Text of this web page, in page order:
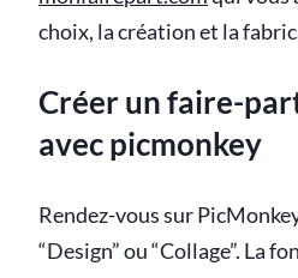
choix, la création et la
Créer un faire-
avec picmonkey
Rendez-vous sur
“Design” ou “Collage”. La